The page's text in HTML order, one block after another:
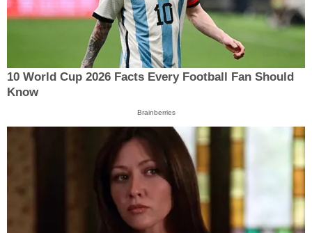
10 World Cup 2026 Facts Every Football Fan Should
Know
Brainberries